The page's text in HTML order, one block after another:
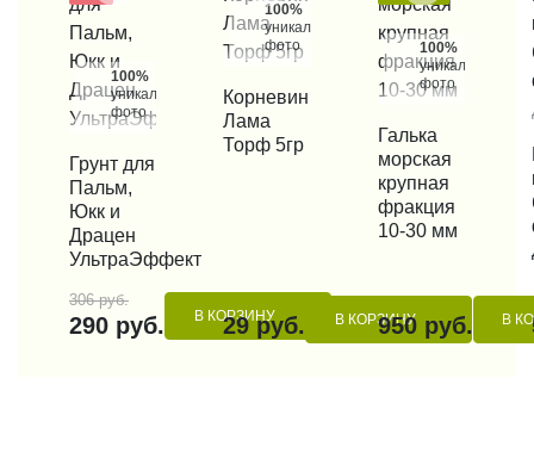
100%
уникальные
фото
КУПИТЬ В 1 КЛИК
Грунт для
Пальм,
Юкк и
Драцен
УльтраЭффект
306 руб.
290 руб. В КОРЗИНУ
100%
уникальные
фото
КУПИТЬ В 1 КЛИК
Корневин
Лама
Торф 5гр
29 руб. В КОРЗИНУ
100%
уникальные
фото
КУПИТЬ В 1 КЛИК
Галька
морская
крупная
фракция
10-30 мм
950 руб. В